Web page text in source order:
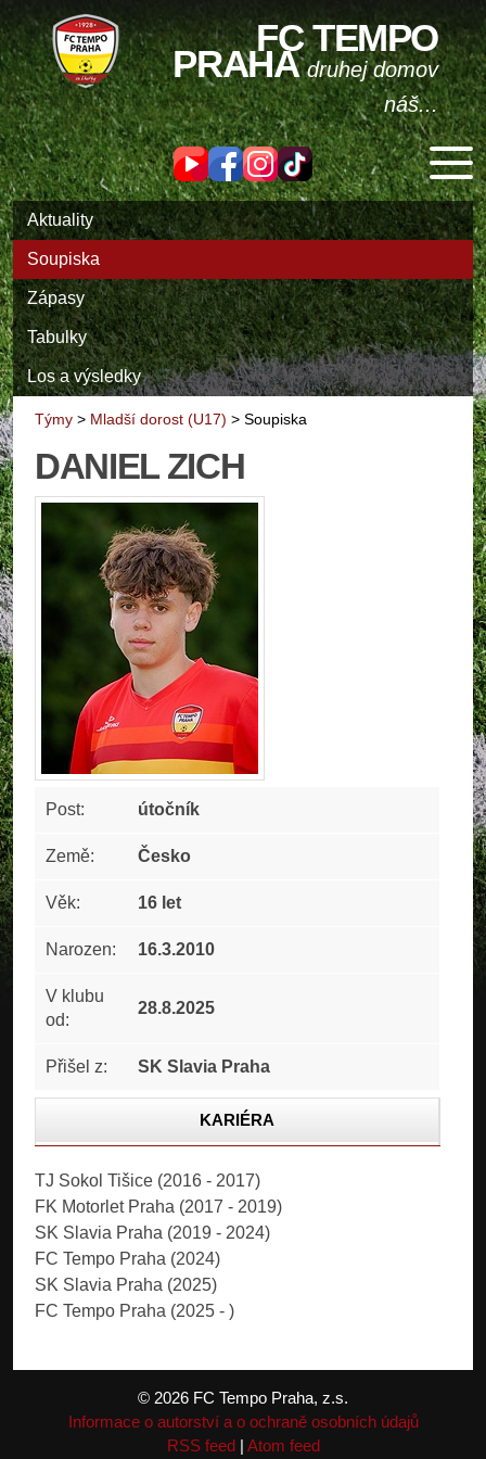
FC TEMPO
PRAHAdruhej domov
náš...
Aktuality
Soupiska
Zápasy
Tabulky
Los a výsledky
Týmy > Mladší dorost (U17) > Soupiska
DANIEL ZICH
Post: útočník
Země: Česko
Věk: 16 let
Narozen: 16.3.2010
V klubu
od:
28.8.2025
Přišel z: SK Slavia Praha
KARIÉRA
FOTOGALERIE
TJ Sokol Tišice (2016 - 2017)
FK Motorlet Praha (2017 - 2019)
SK Slavia Praha (2019 - 2024)
FC Tempo Praha (2024)
SK Slavia Praha (2025)
FC Tempo Praha (2025 - )
© 2026 FC Tempo Praha, z.s.
Informace o autorství a o ochraně osobních údajů
RSS feed| Atom feed